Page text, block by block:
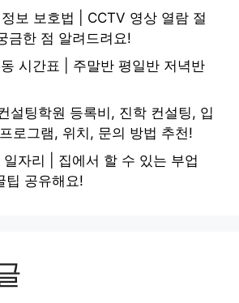
보 보호법 | CCTV 영상 열람 절
금한 점 알려드려요!
시간표 | 주말반 평일반 저녁반
설팅학원 등록비, 진학 컨설팅, 입
로그램, 위치, 문의 방법 추천!
자리 | 집에서 할 수 있는 부업
팁 공유해요!